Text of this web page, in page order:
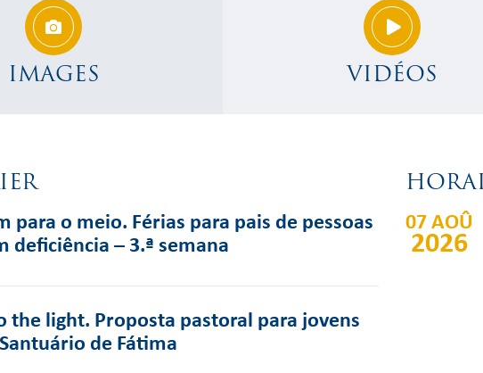
IMAGES VIDÉOS
para o meio. Férias para pais de pessoas
deficiência – 3.ª semana
the light. Proposta pastoral para jovens
de Fátima
07 AOÛ
2026